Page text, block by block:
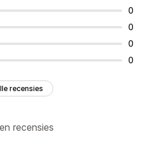
0
0
0
0
recensies
recensies